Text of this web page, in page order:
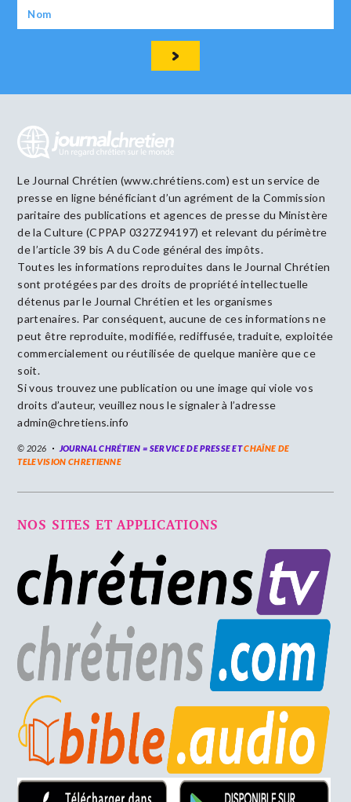
Le Journal Chrétien (www.chrétiens.com) est un service de
presse en ligne bénéficiant d’un agrément de la Commission
paritaire des publications et agences de presse du Ministère
de la Culture (CPPAP 0327Z94197) et relevant du périmètre
de l’article 39 bis A du Code général des impôts.
Toutes les informations reproduites dans le Journal Chrétien
sont protégées par des droits de propriété intellectuelle
détenus par le Journal Chrétien et les organismes
partenaires. Par conséquent, aucune de ces informations ne
peut être reproduite, modifiée, rediffusée, traduite, exploitée
commercialement ou réutilisée de quelque manière que ce
soit.
Si vous trouvez une publication ou une image qui viole vos
droits d’auteur, veuillez nous le signaler à l’adresse
admin@chretiens.info
© 2026 JOURNAL CHRÉTIEN = SERVICE DE PRESSE ETCHAÎNE DE
TELEVISION CHRETIENNE
NOS SITES ET APPLICATIONS